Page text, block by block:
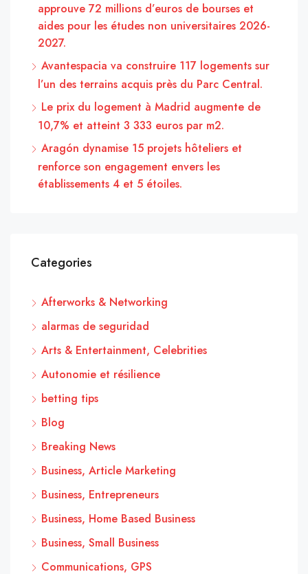
approuve 72 millions d’euros de bourses et
aides pour les études non universitaires 2026-
2027.
Avantespacia va construire 117 logements sur
l’un des terrains acquis près du Parc Central.
Le prix du logement à Madrid augmente de
10,7% et atteint 3 333 euros par m2.
Aragón dynamise 15 projets hôteliers et
renforce son engagement envers les
établissements 4 et 5 étoiles.
Categories
Afterworks & Networking
alarmas de seguridad
Arts & Entertainment, Celebrities
Autonomie et résilience
betting tips
Blog
Breaking News
Business, Article Marketing
Business, Entrepreneurs
Business, Home Based Business
Business, Small Business
Communications, GPS